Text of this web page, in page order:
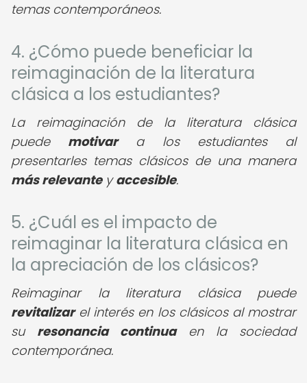
temas contemporáneos.
4. ¿Cómo puede beneficiar la
reimaginación de la literatura
clásica a los estudiantes?
La reimaginación de la literatura clásica
puede motivara los estudiantes al
presentarles temas clásicos de una manera
más relevanteyaccesible.
5. ¿Cuál es el impacto de
reimaginar la literatura clásica en
la apreciación de los clásicos?
Reimaginar la literatura clásica puede
revitalizarel interés en los clásicos al mostrar
su resonancia continuaen la sociedad
contemporánea.